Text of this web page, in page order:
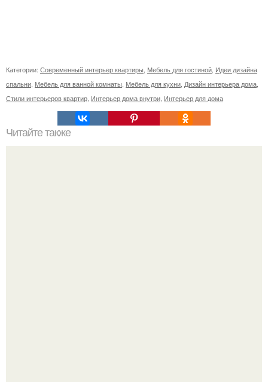
Категории: Современный интерьер квартиры Мебель для гостиной Идеи дизайна
спальни Мебель для ванной комнаты Мебель для кухни Дизайн интерьера дома
Стили интерьеров квартир Интерьер дома внутри Интерьер для дома
Читайте также